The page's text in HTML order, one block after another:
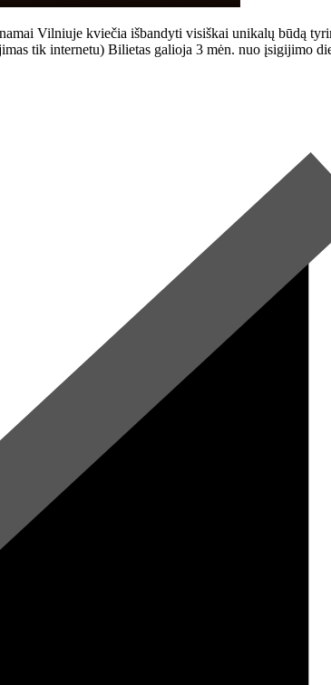
Vilniuje kviečia išbandyti visiškai unikalų būdą
tik internetu) Bilietas galioja 3 mėn. nuo įsigijimo